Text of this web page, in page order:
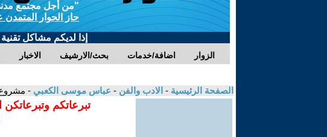
"من أجل مجتمع
حاز الحوار المتمدن
إذا لديكم مشاكل
الاخبار بحث/الارشيف اضافة/خدمات الزوار
الصفحة الرئيسية - الادب والفن - عباس موسى الكعبي - مشروع
تبرعاتكم